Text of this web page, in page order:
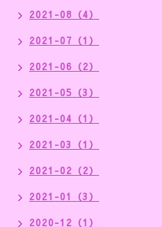
2021-08（4）
2021-07（1）
2021-06（2）
2021-05（3）
2021-04（1）
2021-03（1）
2021-02（2）
2021-01（3）
2020-12（1）